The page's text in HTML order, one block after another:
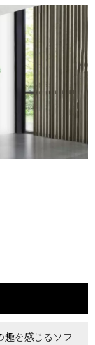
趣を感じるソフ